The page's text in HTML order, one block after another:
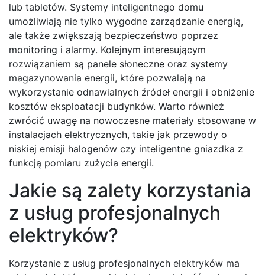
lub tabletów. Systemy inteligentnego domu
umożliwiają nie tylko wygodne zarządzanie energią,
ale także zwiększają bezpieczeństwo poprzez
monitoring i alarmy. Kolejnym interesującym
rozwiązaniem są panele słoneczne oraz systemy
magazynowania energii, które pozwalają na
wykorzystanie odnawialnych źródeł energii i obniżenie
kosztów eksploatacji budynków. Warto również
zwrócić uwagę na nowoczesne materiały stosowane w
instalacjach elektrycznych, takie jak przewody o
niskiej emisji halogenów czy inteligentne gniazdka z
funkcją pomiaru zużycia energii.
Jakie są zalety korzystania
z usług profesjonalnych
elektryków?
Korzystanie z usług profesjonalnych elektryków ma